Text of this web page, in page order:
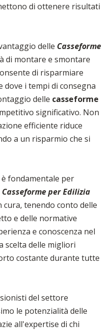
di ottenere risultati
delle Casseforme
di montare e smontare
di risparmiare
i tempi di consegna
delle casseforme
significativo. Non
efficiente riduce
a un risparmio che si
fondamentale per
Casseforme per Edilizia
cura, tenendo conto delle
e delle normative
e conoscenza nel
scelta delle migliori
costante durante tutte
del settore
le potenzialità delle
all'expertise di chi